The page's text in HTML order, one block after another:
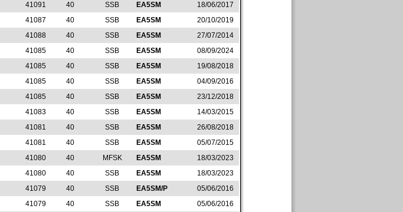
41091 40 SSB EA5SM
18/06/2017
41087 40 SSB EA5SM
20/10/2019
41088 40 SSB EA5SM
27/07/2014
41085 40 SSB EA5SM
08/09/2024
41085 40 SSB EA5SM
19/08/2018
41085 40 SSB EA5SM
04/09/2016
41085 40 SSB EA5SM
23/12/2018
41083 40 SSB EA5SM
14/03/2015
41081 40 SSB EA5SM
26/08/2018
41081 40 SSB EA5SM
05/07/2015
41080 40 MFSK EA5SM
18/03/2023
41080 40 SSB EA5SM
18/03/2023
41079 40 SSB EA5SM/P
05/06/2016
41079 40 SSB EA5SM
05/06/2016